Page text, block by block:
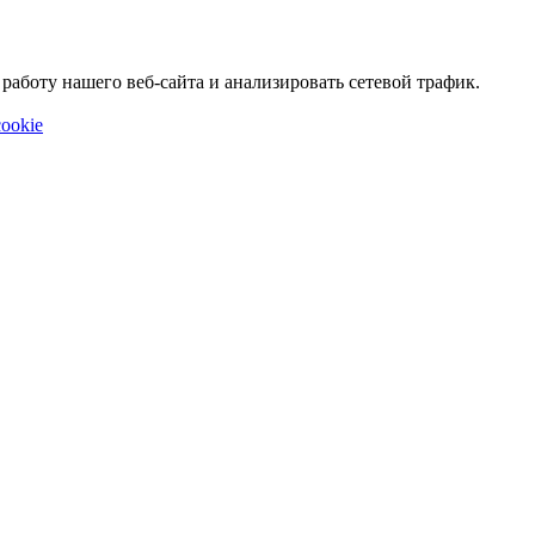
нашего веб-сайта и анализировать сетевой трафик.